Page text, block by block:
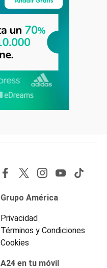
Grupo América
Privacidad
Términos y Condiciones
Cookies
A24 en tu móvil